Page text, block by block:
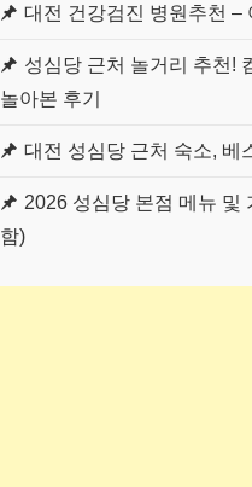
대전 건강검진 병원추천 –
성심당 근처 놀거리 추천!
놀아본 후기
대전 성심당 근처 숙소, 베
2026 성심당 본점 메뉴 및
함)